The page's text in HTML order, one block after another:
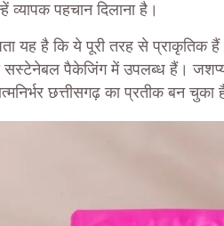
व्यापक पहचान दिलाना है।
यह है कि ये पूरी तरह से प्राकृतिक
सस्टेनेबल पैकेजिंग में उपलब्ध हैं।
छत्तीसगढ़ का प्रतीक बन चुका